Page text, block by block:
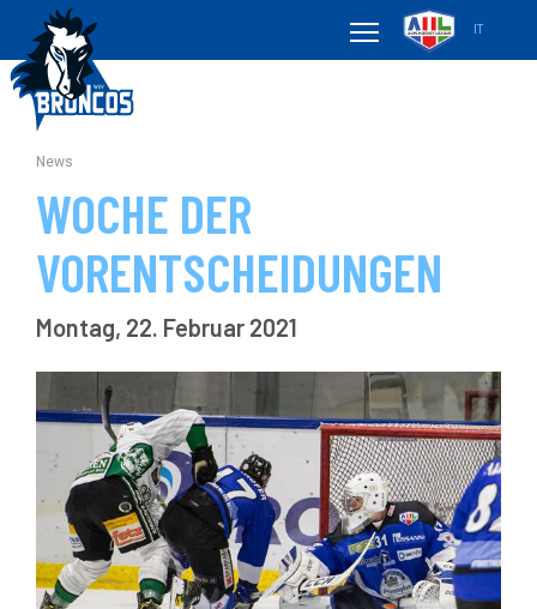
IT
News
WOCHE DER
VORENTSCHEIDUNGEN
Montag, 22. Februar 2021